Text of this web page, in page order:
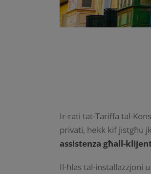
Ir-rati tat-Tariffa tal-
privati, hekk kif jistgħu
assistenza għall-
Il-ħlas tal-installazzjoni